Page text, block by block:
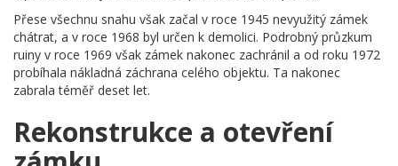
Přese všechnu snahu však začal v roce 1945 nevyužitý zámek
chátrat, a v roce 1968 byl určen k demolici. Podrobný průzkum
ruiny v roce 1969 však zámek nakonec zachránil a od roku 1972
probíhala nákladná záchrana celého objektu. Ta nakonec
zabrala téměř deset let.
Rekonstrukce a otevření